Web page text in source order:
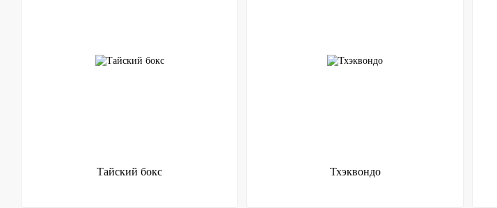
Тайский бокс Тхэквондо